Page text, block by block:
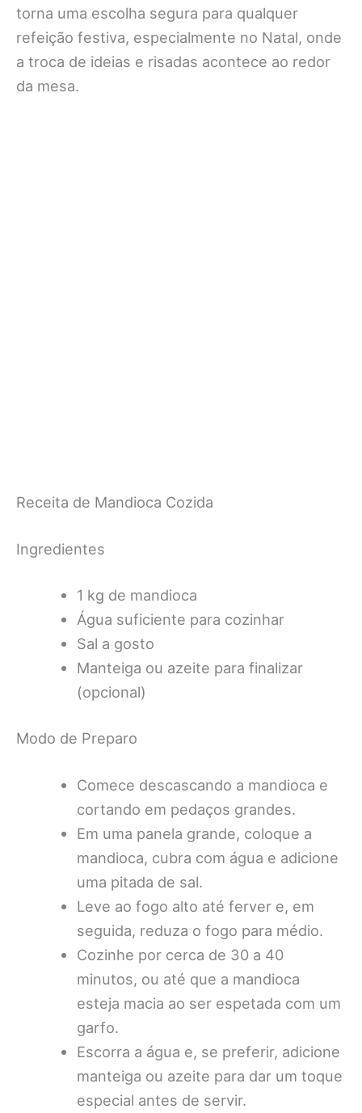
torna uma escolha segura para qualquer
refeição festiva, especialmente no Natal, onde
a troca de ideias e risadas acontece ao redor
da mesa.
Receita de Mandioca Cozida
Ingredientes
1 kg de mandioca
Água suficiente para cozinhar
Sal a gosto
Manteiga ou azeite para finalizar
(opcional)
Modo de Preparo
Comece descascando a mandioca e
cortando em pedaços grandes.
Em uma panela grande, coloque a
mandioca, cubra com água e adicione
uma pitada de sal.
Leve ao fogo alto até ferver e, em
seguida, reduza o fogo para médio.
Cozinhe por cerca de 30 a 40
minutos, ou até que a mandioca
esteja macia ao ser espetada com um
garfo.
Escorra a água e, se preferir, adicione
manteiga ou azeite para dar um toque
especial antes de servir.